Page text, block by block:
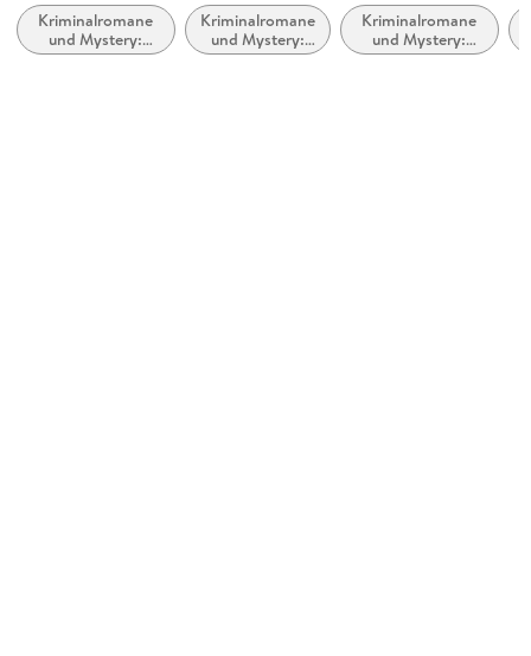
mit Wasserzeichen versehen
Family Sharing
Inhalt auch ohne Farbwahrnehmung verständlich
dargestellt
Kriminalromane
und Mystery:
Privatdetektiv /
Kriminalromane
und Mystery:
Cosy Mystery
Kriminalromane
und Mystery:
Privatdetektive /